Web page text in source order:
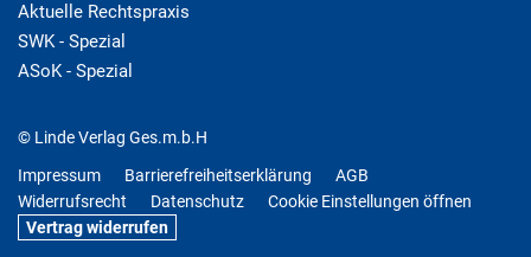
Aktuelle Rechtspraxis
SWK - Spezial
ASoK - Spezial
© Linde Verlag Ges.m.b.H
Impressum
Barrierefreiheitserklärung
AGB
Widerrufsrecht
Datenschutz
Cookie Einstellungen öffnen
Vertrag widerrufen